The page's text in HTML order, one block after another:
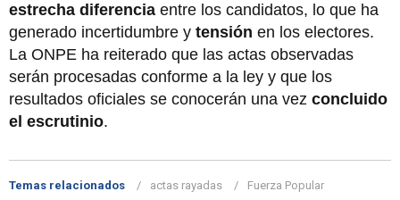
estrecha diferencia entre los candidatos, lo que ha
generado incertidumbre y tensión en los electores.
La ONPE ha reiterado que las actas observadas
serán procesadas conforme a la ley y que los
resultados oficiales se conocerán una vez concluido
el escrutinio.
Temas relacionados actas rayadas
Fuerza Popular